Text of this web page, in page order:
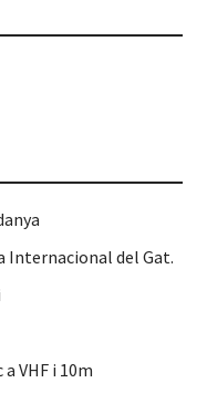
Internacional del Gat.
VHF i 10m